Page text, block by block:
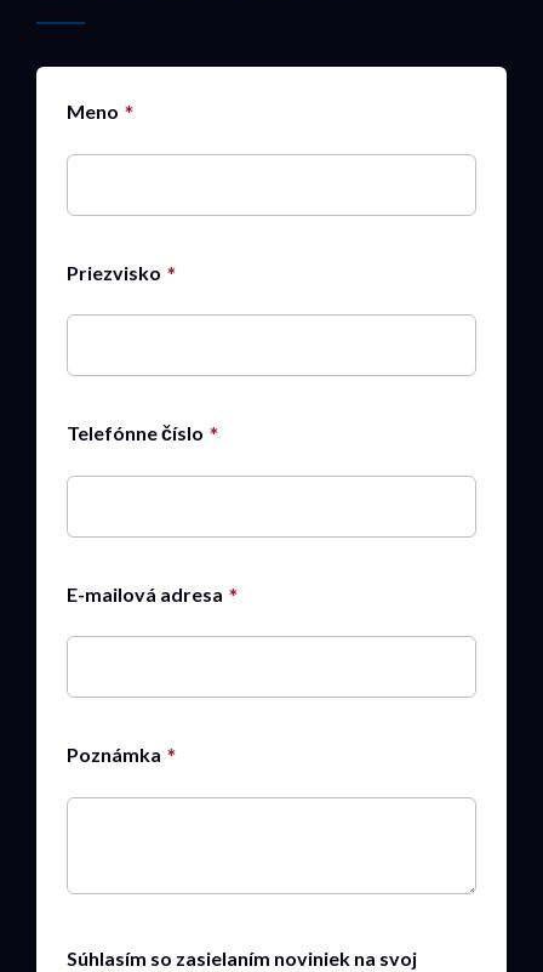
Meno
Priezvisko
Telefónne číslo
E-mailová adresa
Poznámka
Súhlasím so zasielaním noviniek na svoj